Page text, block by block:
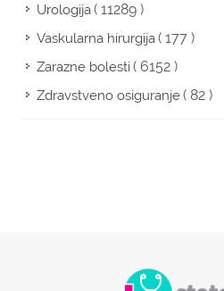
Urologija( 11289 )
Vaskularna hirurgija( 177 )
Zarazne bolesti( 6152 )
Zdravstveno osiguranje( 82 )